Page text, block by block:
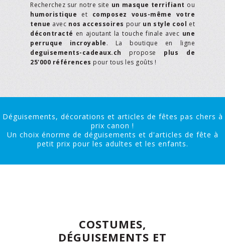
Recherchez sur notre site un masque terrifiant ou
humoristique et composez vous-même votre
tenue avec nos accessoires pour un style cool et
décontracté en ajoutant la touche finale avec une
perruque incroyable. La boutique en ligne
deguisements-cadeaux.ch propose plus de
25'000 références pour tous les goûts !
Déguisements, décorations et articles de fêtes pas chers à
prix canon !
Un choix énorme de déguisements et d'articles de fête à
petit prix pour les adultes et les enfants.
COSTUMES,
DÉGUISEMENTS ET